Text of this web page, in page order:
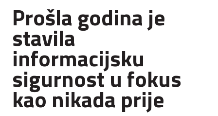
Prošla godina je
stavila
informacijsku
sigurnost u fokus
kao nikada prije